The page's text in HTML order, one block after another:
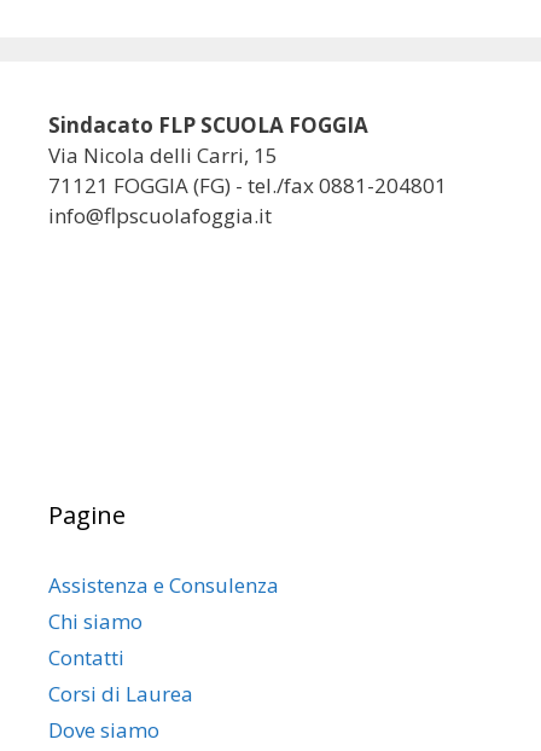
Sindacato FLP SCUOLA FOGGIA
Via Nicola delli Carri, 15
71121 FOGGIA (FG) - tel./fax 0881-204801
info@flpscuolafoggia.it
Pagine
Assistenza e Consulenza
Chi siamo
Contatti
Corsi di Laurea
Dove siamo